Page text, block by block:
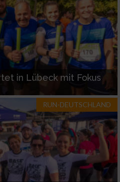
in Lübeck mit Fokus
RUN-DEUTSCHLAND